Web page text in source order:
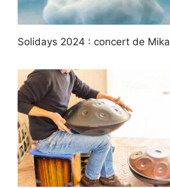
Solidays 2024 : concert de Mika